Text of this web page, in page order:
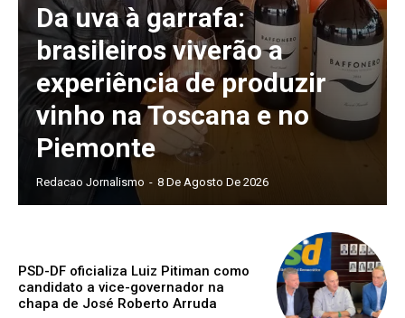
Da uva à garrafa:
brasileiros viverão a
experiência de produzir
vinho na Toscana e no
Piemonte
Redacao Jornalismo - 8 De Agosto De 2026
PSD-DF oficializa Luiz Pitiman como
candidato a vice-governador na
chapa de José Roberto Arruda